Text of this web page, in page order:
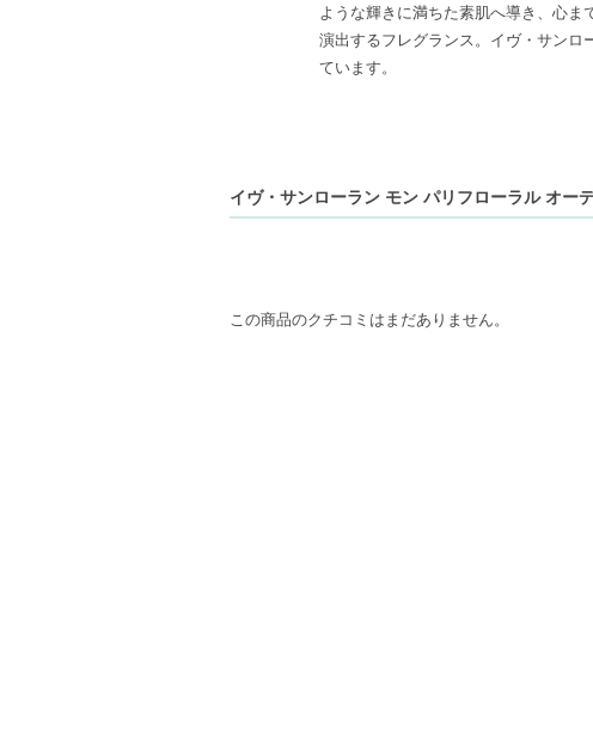
ような輝きに満ちた素肌へ導き、心ま
演出するフレグランス。イヴ・サンロ
ています。
イヴ・サンローラン モン パリフローラル オー
この商品のクチコミはまだありません。